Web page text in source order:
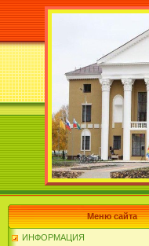
Меню сайта
ИНФОРМАЦИЯ